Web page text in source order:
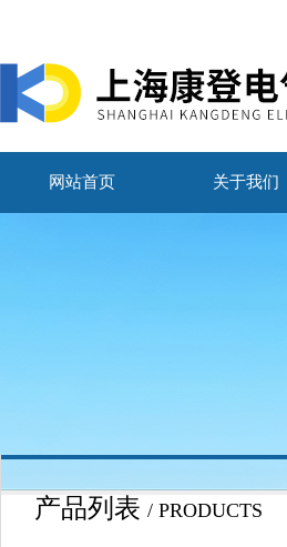
网站首页 关于我们
产品列表 / PRODUCTS